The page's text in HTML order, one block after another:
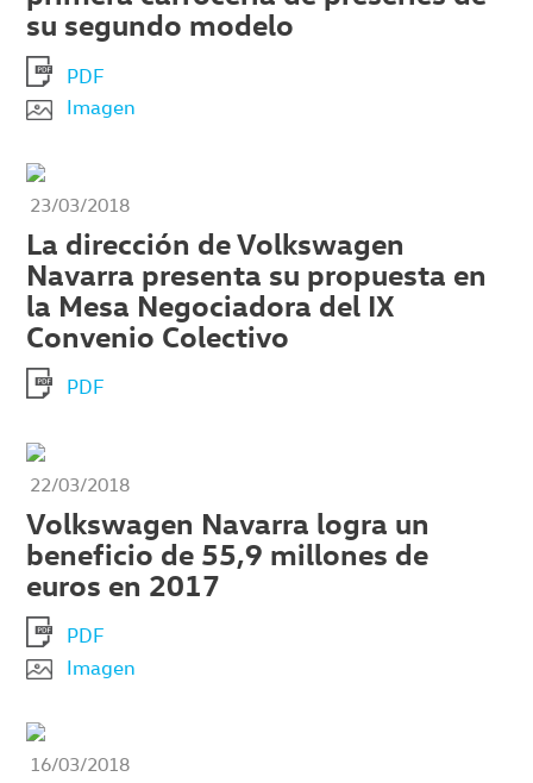
su segundo modelo
PDF
Imagen
23/03/2018
La dirección de Volkswagen
Navarra presenta su propuesta en
la Mesa Negociadora del IX
Convenio Colectivo
PDF
22/03/2018
Volkswagen Navarra logra un
beneficio de 55,9 millones de
euros en 2017
PDF
Imagen
16/03/2018